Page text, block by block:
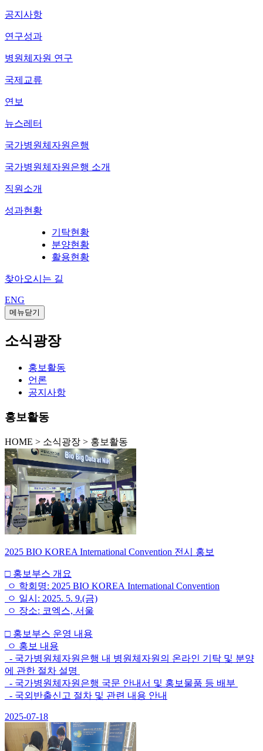
공지사항
연구성과
병원체자원 연구
국제교류
연보
뉴스레터
국가병원체자원은행
국가병원체자원은행 소개
직원소개
성과현황
기탁현황
분양현황
활용현황
찾아오시는 길
ENG
메뉴닫기
소식광장
홍보활동
언론
공지사항
홍보활동
HOME > 소식광장 > 홍보활동
2025 BIO KOREA International Convention 전시 홍보
□ 홍보부스 개요
ㅇ 학회명: 2025 BIO KOREA International Convention
ㅇ 일시: 2025. 5. 9.(금)
ㅇ 장소: 코엑스, 서울
□ 홍보부스 운영 내용
ㅇ 홍보 내용
- 국가병원체자원은행 내 병원체자원의 온라인 기탁 및 분양
에 관한 절차 설명
- 국가병원체자원은행 국문 안내서 및 홍보물품 등 배부
- 국외반출신고 절차 및 관련 내용 안내
2025-07-18